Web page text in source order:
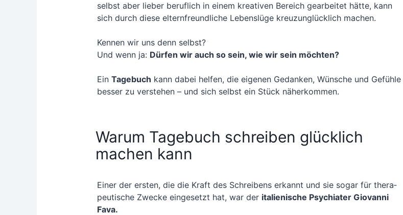
selbst aber lie­ber beruf­lich in einem krea­ti­ven Bereich gear­bei­tet hät­te, kann
sich durch die­se eltern­freund­li­che Lebens­lü­ge kreuz­un­glück­lich machen.
Ken­nen wir uns denn selbst?
Und wenn ja: Dür­fen wir auch so sein, wie wir sein möch­ten?
EinTage­buch kann dabei hel­fen, die eige­nen Gedan­ken, Wün­sche und Gefüh­le
bes­ser zu ver­ste­hen – und sich selbst ein Stück näherkommen.
Warum Tagebuch schreiben glücklich
machen kann
Einer der ers­ten, die die Kraft des Schrei­bens erkannt und sie sogar für the­ra­
peu­ti­sche Zwe­cke ein­ge­setzt hat, war der ita­lie­ni­sche Psych­ia­ter Gio­van­ni
Fava.